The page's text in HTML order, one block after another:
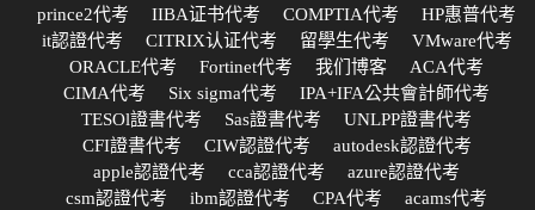
prince2代考
IIBA证书代考 COMPTIA代考
HP惠普代考
it認證代考
CITRIX认证代考 留學生代考
VMware代考
ORACLE代考
Fortinet代考 我们博客
ACA代考
CIMA代考
Six sigma代考
IPA+IFA公共會計師代考
TESOl證書代考
Sas證書代考
UNLPP證書代考
CFI證書代考
CIW認證代考
autodesk認證代考
apple認證代考
cca認證代考
azure認證代考
csm認證代考
ibm認證代考 CPA代考
acams代考